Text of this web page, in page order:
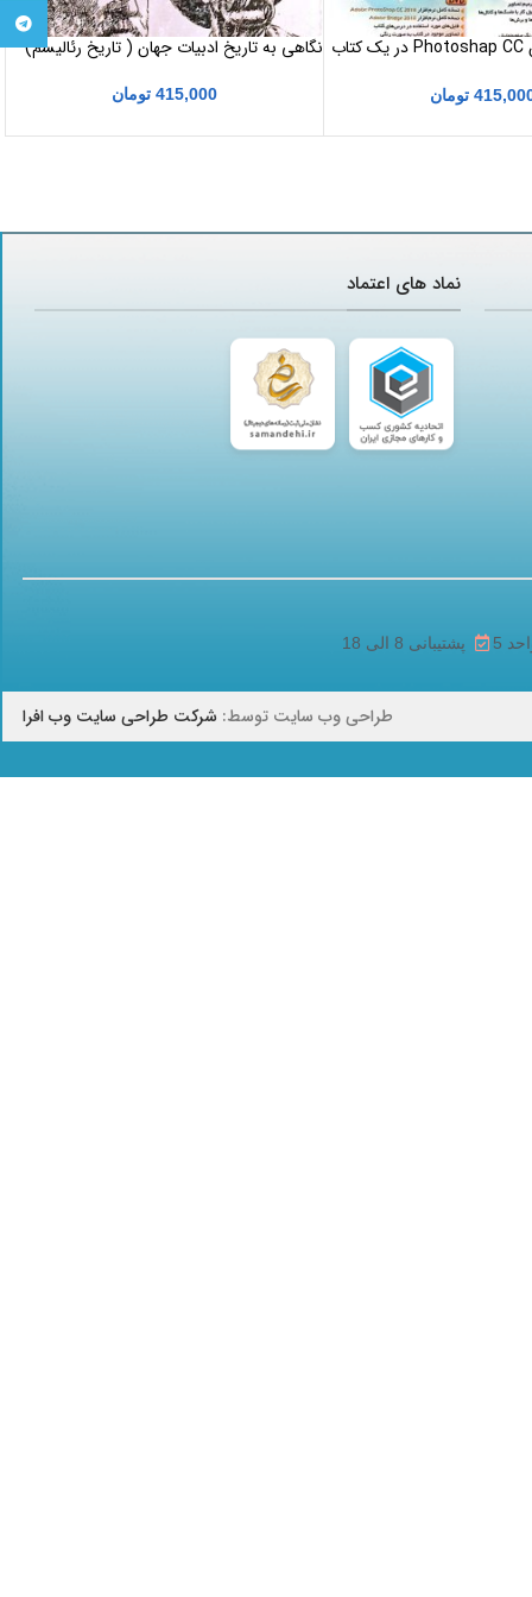
کتاب کلاس درس Photoshap CC در یک کتاب
تومان
نگاهی به تاریخ ادبیات جهان ( تاریخ رئالیسم)
415,000 تومان
نماد های اعتماد
پشتیبانی 8 الی 18
طراحی وب سایت توسط: شرکت طراحی سایت وب افرا
تلگرام